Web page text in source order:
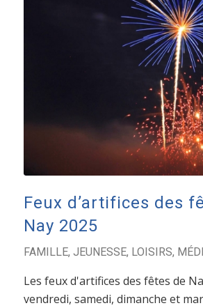
Feux d’artifices des
Nay 2025
FAMILLE, JEUNESSE, LOISIRS,
Les feux d'artifices des fêtes de
vendredi, samedi, dimanche et